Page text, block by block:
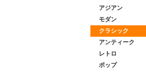
アジアン
モダン
クラシック
アンティーク
レトロ
ポップ